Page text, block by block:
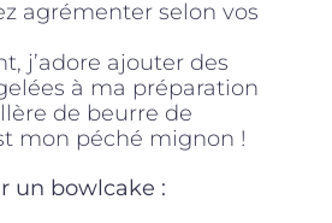
agrémenter selon vos
j’adore ajouter des
à ma préparation
de beurre de
mon péché mignon !
un bowlcake :